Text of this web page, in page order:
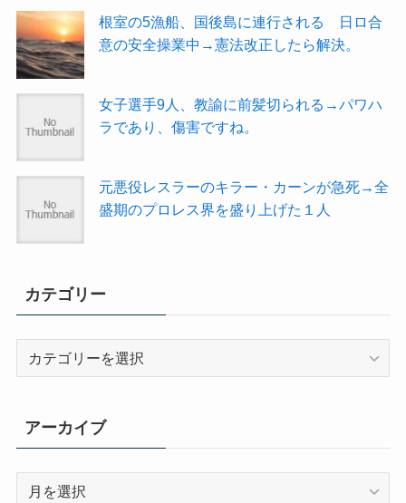
根室の5漁船、国後島に連行される 日ロ合
意の安全操業中→憲法改正したら解決。
女子選手9人、教諭に前髪切られる→パワハ
ラであり、傷害ですね。
元悪役レスラーのキラー・カーンが急死→全
盛期のプロレス界を盛り上げた１人
カテゴリー
ー
アーカイブ